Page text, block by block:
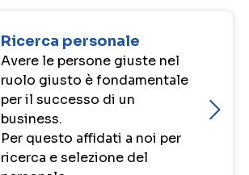
Ricerca personale
Avere le persone giuste nel
ruolo giusto è fondamentale
per il successo di un
business.
Per questo affidati a noi per
ricerca e selezione del